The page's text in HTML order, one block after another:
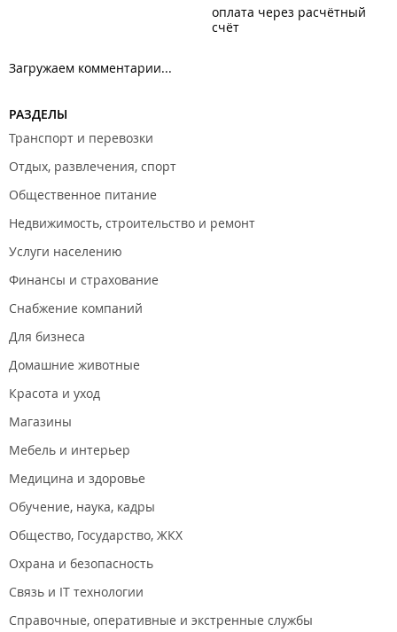
оплата через расчётный
счёт
Загружаем комментарии...
РАЗДЕЛЫ
Транспорт и перевозки
Отдых, развлечения, спорт
Общественное питание
Недвижимость, строительство и ремонт
Услуги населению
Финансы и страхование
Снабжение компаний
Для бизнеса
Домашние животные
Красота и уход
Магазины
Мебель и интерьер
Медицина и здоровье
Обучение, наука, кадры
Общество, Государство, ЖКХ
Охрана и безопасность
Связь и IT технологии
Справочные, оперативные и экстренные службы